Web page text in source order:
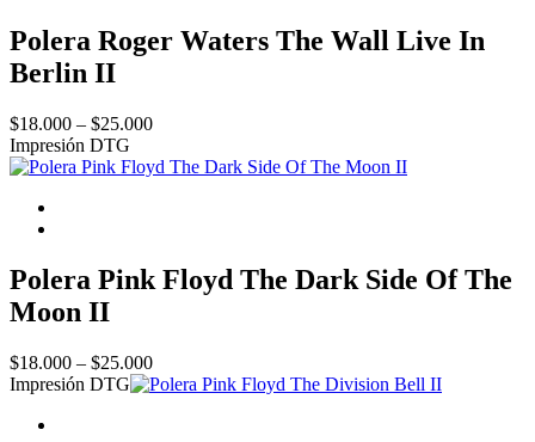
Polera Roger Waters The Wall Live In
Berlin II
$18.000 – $25.000Price
$18.000
Impresión DTG
Polera Pink Floyd The Dark Side Of The
Moon II
$18.000 – $25.000Price
range:
Impresión DTG